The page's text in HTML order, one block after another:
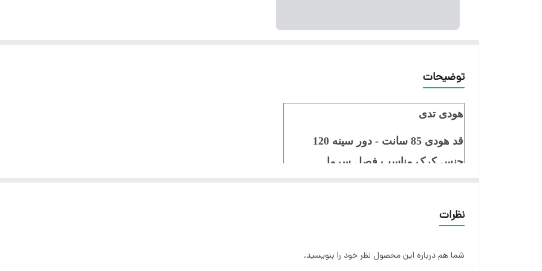
توضیحات
هودی تدی
قد هودی 85 سانت - دور سینه 120
جنس کرک مناسب فصل سرما
نظرات
شما هم درباره این محصول نظر خود را بنویسید.